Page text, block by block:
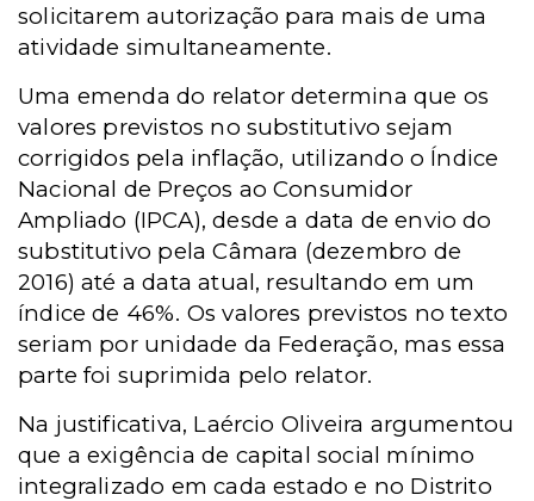
solicitarem autorização para mais de uma
atividade simultaneamente.
Uma emenda do relator determina que os
valores previstos no substitutivo sejam
corrigidos pela inflação, utilizando o Índice
Nacional de Preços ao Consumidor
Ampliado (IPCA), desde a data de envio do
substitutivo pela Câmara (dezembro de
2016) até a data atual, resultando em um
índice de 46%. Os valores previstos no texto
seriam por unidade da Federação, mas essa
parte foi suprimida pelo relator.
Na justificativa, Laércio Oliveira argumentou
que a exigência de capital social mínimo
integralizado em cada estado e no Distrito